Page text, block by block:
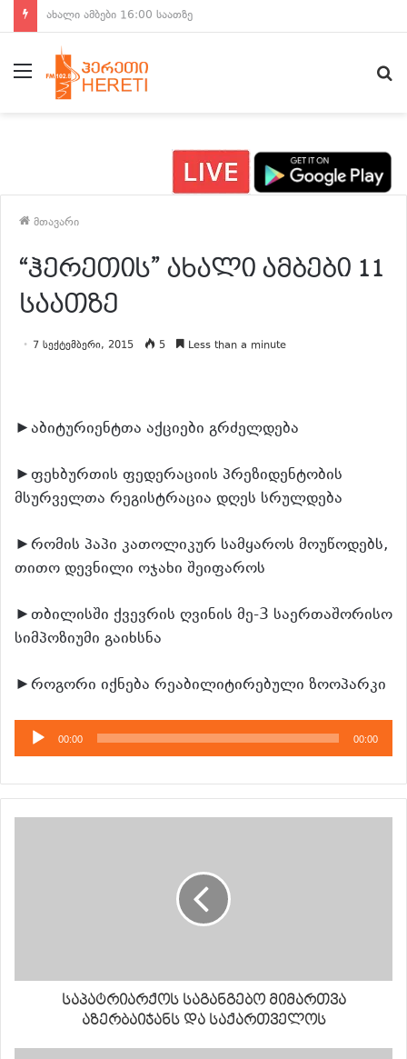
ახალი ამბები 15:00 საათზე
მენიუ
მთავარი
“ჰერეთის” ახალი ამბები 11
საათზე
7 სექტემბერი, 2015 5 Less than a minute
►აბიტურიენტთა აქციები გრძელდება
►ფეხბურთის ფედერაციის პრეზიდენტობის
მსურველთა რეგისტრაცია დღეს სრულდება
►რომის პაპი კათოლიკურ სამყაროს მოუწოდებს,
თითო დევნილი ოჯახი შეიფაროს
►თბილისში ქვევრის ღვინის მე-3 საერთაშორისო
სიმპოზიუმი გაიხსნა
►როგორი იქნება რეაბილიტირებული ზოოპარკი
აუდიო
დამკვრელი
00:00 00:00
საპატრიარქოს საგანგებო მიმართვა
აზერბაიჯანს და საქართველოს